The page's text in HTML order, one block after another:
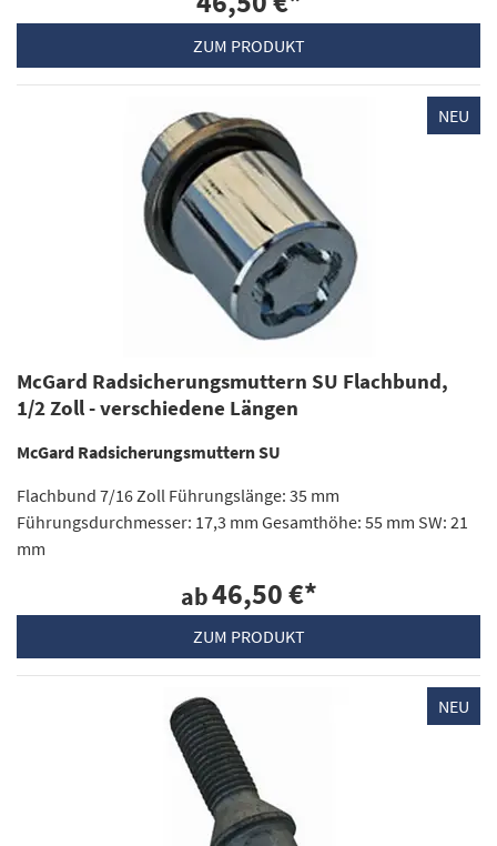
ZUM PRODUKT
NEU
McGard Radsicherungsmuttern SU Flachbund,
1/2 Zoll - verschiedene Längen
McGard Radsicherungsmuttern SU
Flachbund 7/16 Zoll Führungslänge: 35 mm
Führungsdurchmesser: 17,3 mm Gesamthöhe: 55 mm SW: 21
mm
ab46,50 €*
ZUM PRODUKT
NEU